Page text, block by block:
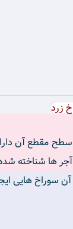
زرد
آجر ها شناخته
هایی ایجاد